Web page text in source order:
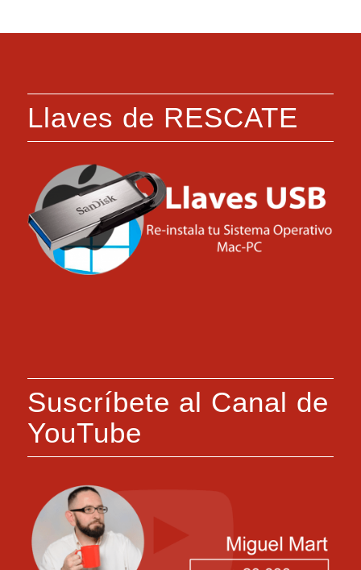
Llaves de RESCATE
Suscríbete al Canal de
YouTube